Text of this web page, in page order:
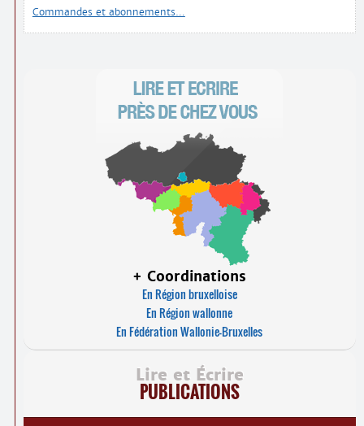
Commandes et abonnements…
+ Coordinations
En Région bruxelloise
En Région wallonne
En Fédération Wallonie-Bruxelles
Lire et Écrire
PUBLICATIONS